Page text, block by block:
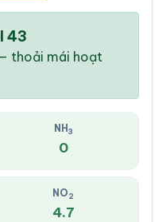
43
thoải mái hoạt
NH 3
0
NO2
4.7